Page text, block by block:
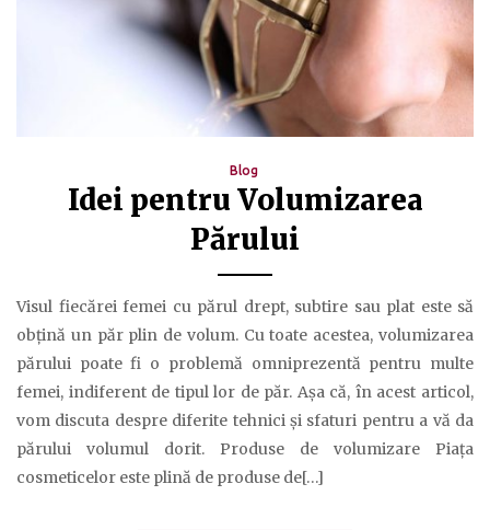
Blog
Idei pentru Volumizarea
Părului
Visul fiecărei femei cu părul drept, subtire sau plat este să
obțină un păr plin de volum. Cu toate acestea, volumizarea
părului poate fi o problemă omniprezentă pentru multe
femei, indiferent de tipul lor de păr. Așa că, în acest articol,
vom discuta despre diferite tehnici și sfaturi pentru a vă da
părului volumul dorit. Produse de volumizare Piața
cosmeticelor este plină de produse de[…]